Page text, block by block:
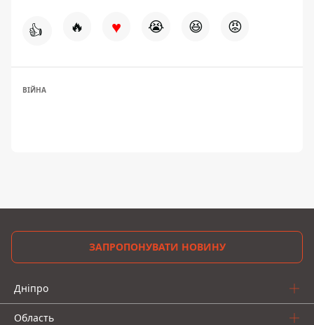
👍 🔥 ♥ 😭 😆 😡
ВІЙНА
ЗАПРОПОНУВАТИ НОВИНУ
Дніпро
Область